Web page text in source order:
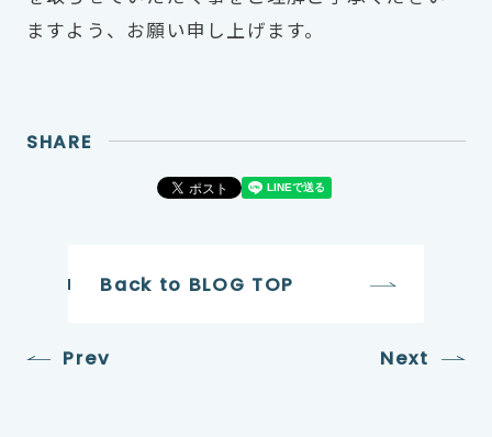
ますよう、お願い申し上げます。
SHARE
Prev
Back to BLOG TOP
Next